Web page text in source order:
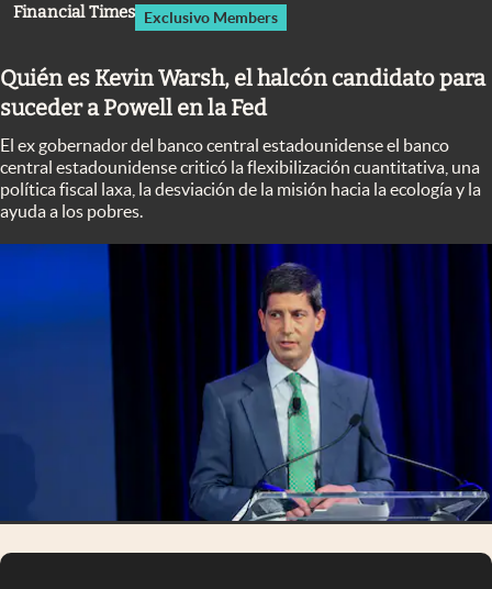
Mercados Online
Columnistas
Otras secciones
Apertura
abre en nueva pestaña
Financial Times Exclusivo Members
Quién es Kevin Warsh, el halcón candidato para
suceder a Powell en la Fed
El ex gobernador del banco central estadounidense el banco
central estadounidense criticó la flexibilización cuantitativa, una
política fiscal laxa, la desviación de la misión hacia la ecología y la
ayuda a los pobres.